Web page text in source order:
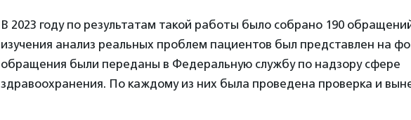
В 2023 году по результатам такой работы было собрано 190
изучения анализ реальных проблем пациентов был представлен на
обращения были переданы в Федеральную службу по надзору сфере
здравоохранения. По каждому из них была проведена проверка и